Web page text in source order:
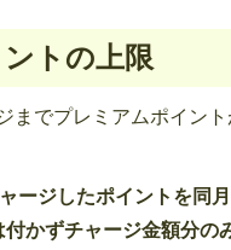
トの上限
までプレミアムポイン
ージしたポイントを同
かずチャージ金額分